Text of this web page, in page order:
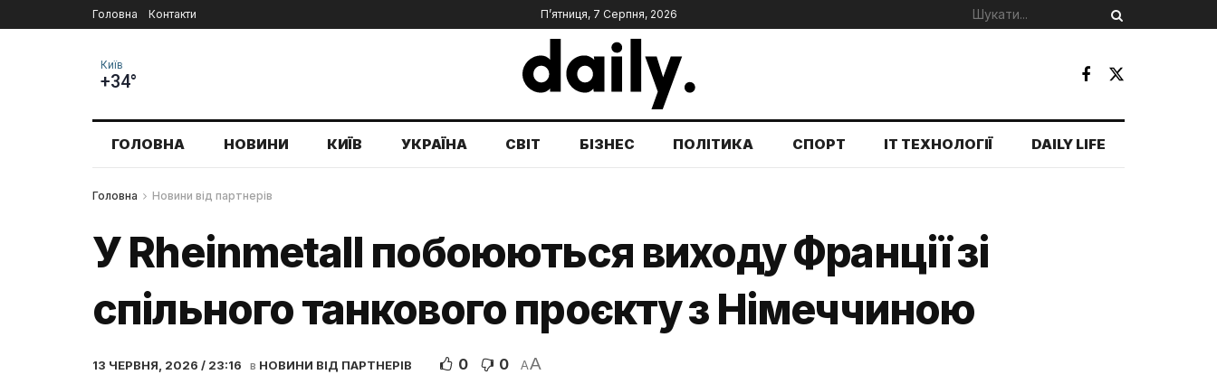
Головна Контакти П’ятниця, 7 Серпня, 2026
Київ
+34°
ГОЛОВНА НОВИНИ КИЇВ УКРАЇНА СВІТ БІЗНЕС ПОЛІТИКА СПОРТ IT ТЕХНОЛОГІЇ DAILY LIFE
Головна Новини від партнерів
У Rheinmetall побоюються виходу Франції зі
спільного танкового проєкту з Німеччиною
13 ЧЕРВНЯ, 2026 / 23:16 в НОВИНИ ВІД ПАРТНЕРІВ 0 0 AA